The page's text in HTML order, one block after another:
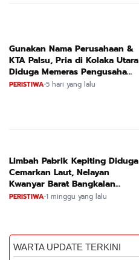
Gunakan Nama Perusahaan &
KTA Palsu, Pria di Kolaka Utara
Diduga Memeras Pengusaha
Tambang dan Minyak
PERISTIWA•5 hari yang lalu
Limbah Pabrik Kepiting Diduga
Cemarkan Laut, Nelayan
Kwanyar Barat Bangkalan
Desak DLH Turun Tangan
PERISTIWA•1 minggu yang lalu